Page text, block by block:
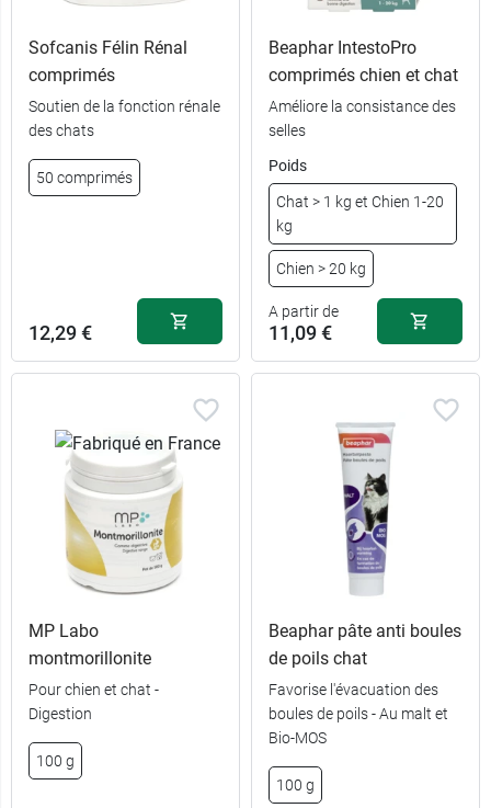
Sofcanis Félin Rénal
comprimés
Soutien de la fonction rénale
des chats
50 comprimés
12,29 €
Beaphar IntestoPro
comprimés chien et chat
Améliore la consistance des
selles
Poids
Chat > 1 kg et Chien 1-20
kg
Chien > 20 kg
A partir de
11,09 €
Chat > 1 kg et
Chien 1-20 kg
MP Labo
montmorillonite
Pour chien et chat -
Digestion
100 g
Beaphar pâte anti boules
de poils chat
Favorise l'évacuation des
boules de poils - Au malt et
Bio-MOS
100 g